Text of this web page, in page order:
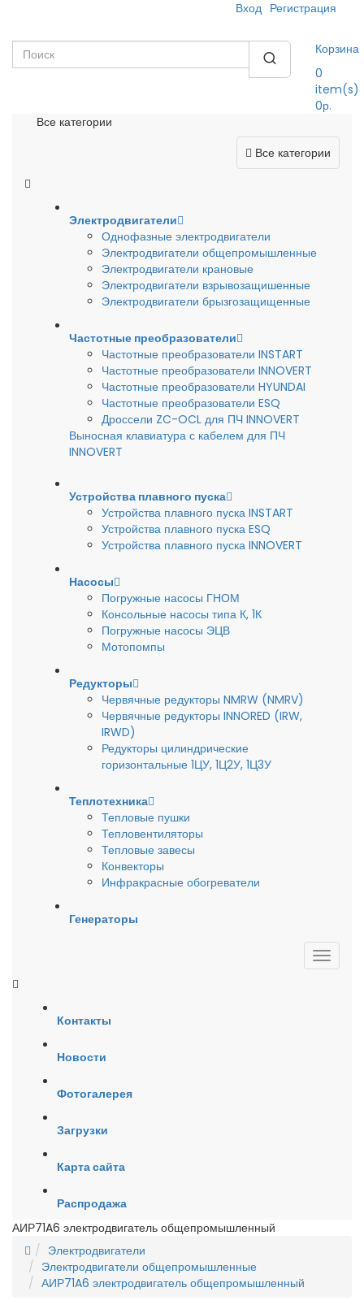
Вход Регистрация
Корзина
0
item(s)
0р.
Все категории
Все категории
Электродвигатели
Однофазные электродвигатели
Электродвигатели общепромышленные
Электродвигатели крановые
Электродвигатели взрывозащишенные
Электродвигатели брызгозащищенные
Частотные преобразователи
Частотные преобразователи INSTART
Частотные преобразователи INNOVERT
Частотные преобразователи HYUNDAI
Частотные преобразователи ESQ
Дроссели ZC-OCL для ПЧ INNOVERT
Выносная клавиатура с кабелем для ПЧ
INNOVERT
Устройства плавного пуска
Устройства плавного пуска INSTART
Устройства плавного пуска ESQ
Устройства плавного пуска INNOVERT
Насосы
Погружные насосы ГНОМ
Консольные насосы типа К, 1К
Погружные насосы ЭЦВ
Мотопомпы
Редукторы
Червячные редукторы NMRW (NMRV)
Червячные редукторы INNORED (IRW,
IRWD)
Редукторы цилиндрические
горизонтальные 1ЦУ, 1Ц2У, 1Ц3У
Теплотехника
Тепловые пушки
Тепловентиляторы
Тепловые завесы
Конвекторы
Инфракрасные обогреватели
Генераторы
Контакты
Новости
Фотогалерея
Загрузки
Карта сайта
Распродажа
АИР71A6 электродвигатель общепромышленный
Электродвигатели
Электродвигатели общепромышленные
АИР71A6 электродвигатель общепромышленный